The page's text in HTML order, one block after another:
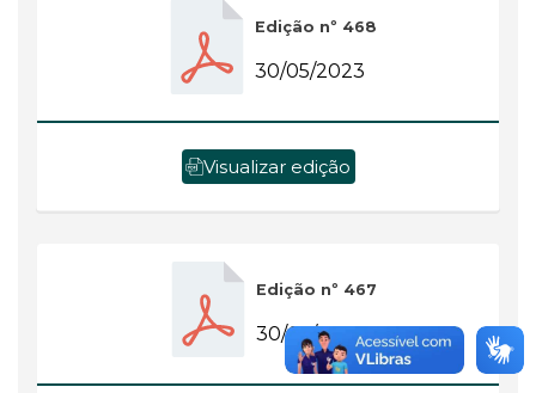
Edição nº 468
30/05/2023
Visualizar edição
Edição nº 467
30/05/2023